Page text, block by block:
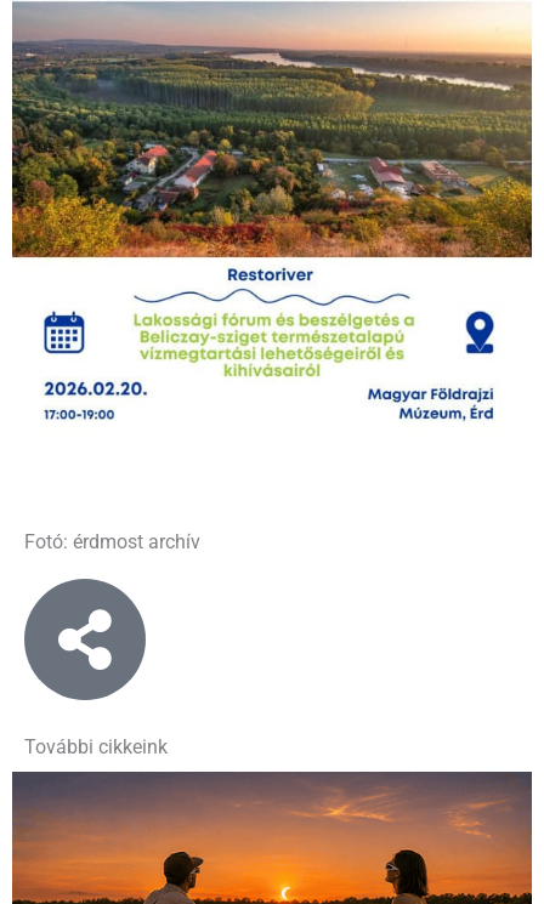
Fotó: érdmost archív
További cikkeink